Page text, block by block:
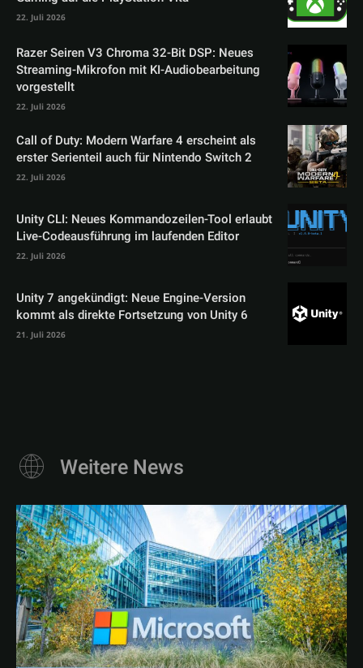
22. Juli 2026
Razer Seiren V3 Chroma 32-Bit DSP: Neues
Streaming-Mikrofon mit KI-Audiobearbeitung
vorgestellt
22. Juli 2026
Call of Duty: Modern Warfare 4 erscheint als
erster Serienteil auch für Nintendo Switch 2
22. Juli 2026
Unity CLI: Neues Kommandozeilen-Tool erlaubt
Live-Codeausführung im laufenden Editor
22. Juli 2026
Unity 7 angekündigt: Neue Engine-Version
kommt als direkte Fortsetzung von Unity 6
21. Juli 2026
Weitere News